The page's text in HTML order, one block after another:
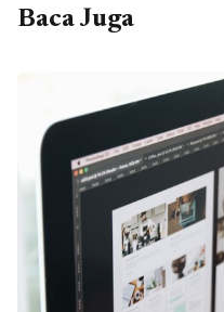
Baca Juga